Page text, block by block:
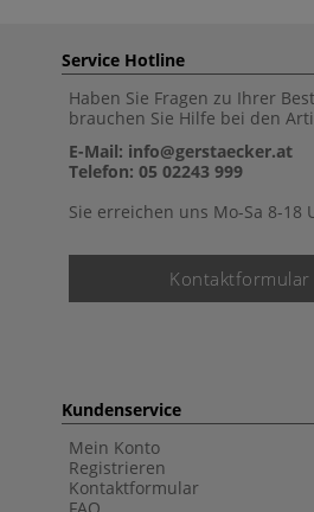
Service Hotline
Haben Sie Fragen zu Ihrer
brauchen Sie Hilfe bei den
E-Mail: info@gerstaecker.at
Telefon: 05 02243 999
Sie erreichen uns Mo-Sa 8-18
Kontaktformular
Kundenservice
Mein Konto
Registrieren
Kontaktformular